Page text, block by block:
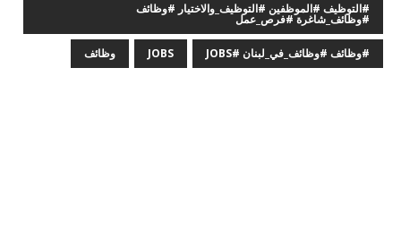
#التوظيف #الموظفين #التوظيف_والاختيار #وظائف
#وظائف_شاغرة #فرص_عمل
#وظائف #وظائف_في_لبنان #JOBS JOBS وظائف